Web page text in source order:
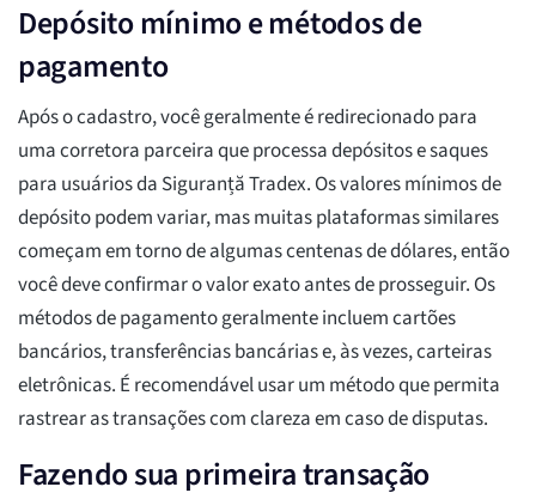
Depósito mínimo e métodos de
pagamento
Após o cadastro, você geralmente é redirecionado para
uma corretora parceira que processa depósitos e saques
para usuários da Siguranță Tradex. Os valores mínimos de
depósito podem variar, mas muitas plataformas similares
começam em torno de algumas centenas de dólares, então
você deve confirmar o valor exato antes de prosseguir. Os
métodos de pagamento geralmente incluem cartões
bancários, transferências bancárias e, às vezes, carteiras
eletrônicas. É recomendável usar um método que permita
rastrear as transações com clareza em caso de disputas.
Fazendo sua primeira transação